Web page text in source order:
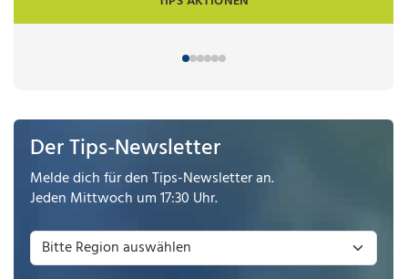
Der Tips-Newsletter
Melde dich für den Tips-Newsletter an.
Jeden Mittwoch um 17:30 Uhr.